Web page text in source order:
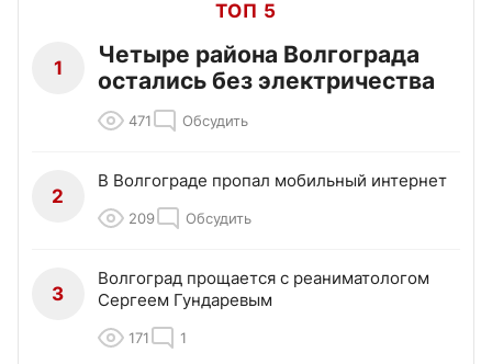
ТОП 5
1
Четыре района Волгограда
остались без электричества
471 Обсудить
2
В Волгограде пропал мобильный интернет
209 Обсудить
3
Волгоград прощается с реаниматологом
Сергеем Гундаревым
171 1